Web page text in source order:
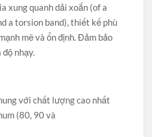
xung quanh dải xoắn (of a
a torsion band), thiết kế phù
mẽ và ổn định. Đảm bảo
nhạy.
với chất lượng cao nhất
(80, 90 và